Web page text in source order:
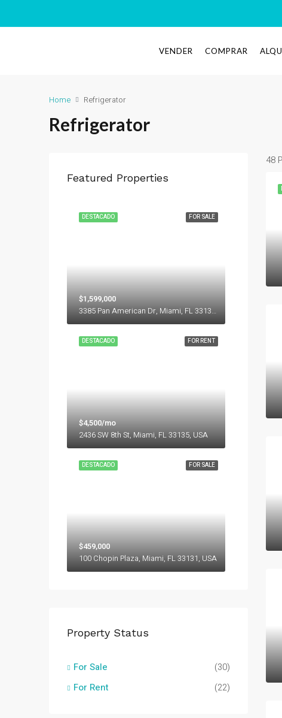
VENDER COMPRAR
Home Refrigerator
Refrigerator
48
Featured Properties
FOR SALE
DESTACADO
$1,599,000
3385 Pan American Dr, Miami, FL 33133, USA
FOR RENT
DESTACADO
$4,500/mo
2436 SW 8th St, Miami, FL 33135, USA
FOR SALE
DESTACADO
$459,000
100 Chopin Plaza, Miami, FL 33131, USA
Property Status
For Sale
(30)
For Rent
(22)